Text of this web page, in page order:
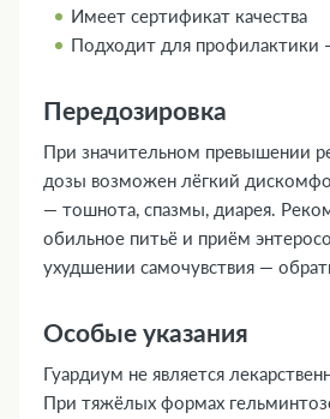
Имеет сертификат качества
Подходит для профилактики
Передозировка
При значительном превышении
дозы возможен лёгкий
— тошнота, спазмы, диарея.
обильное питьё и приём
ухудшении самочувствия —
Особые указания
Гуардиум не является
При тяжёлых формах